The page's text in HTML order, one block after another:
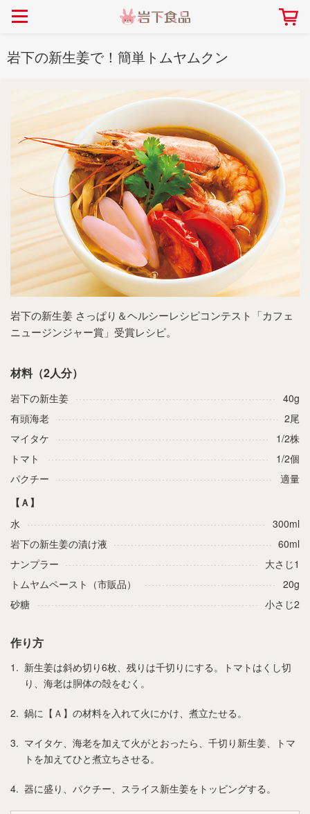
ごあいさつ 会社概要
採用情報 本社所在地
> プレスリリース
> 飲食店コラボ
> ミュージアム
> イワシカちゃん
> オンラインショップ
> メディア掲載
> その他
【7月1日～8月30日】夏イベン
ト「NEW GINGER SUMMER
2026」｜岩下の新生姜ミュー
ジアム
2026.07.01
> 岩下の新生姜
> らっきょう
> オリーブ
> 梅
岩下の新生姜
> 岩下の新生姜レシピ
> オリーブレシピ
> その他のレシピ
社長おすすめ！岩下の新生姜と
豚バラ肉のくるくる巻き～細巻
きバージョン～
畑での取り組み 工場での取り組み
岩下の新生姜について 岩下のらっきょうにつ
岩下の新生姜ミュージアム
しょうがを食べてお悩
先生
岩下の新生姜万年筆インク 書く描くコンテ
スト
岩下の新生姜Sing＆
～ニュージンジャーイ
岩下の新生姜で！簡単トムヤムクン
岩下の新生姜 さっぱり＆ヘルシーレシピコンテスト「カフェ
ニュージンジャー賞」受賞レシピ。
材料（2人分）
岩下の新生姜
40g
有頭海老
2尾
マイタケ
1/2株
トマト
1/2個
パクチー
適量
【Ａ】
水
300ml
岩下の新生姜の漬け液
60ml
ナンプラー
大さじ1
トムヤムペースト（市販品）
20g
砂糖
小さじ2
作り方
1. 新生姜は斜め切り6枚、残りは千切りにする。トマトはくし切
り、海老は胴体の殻をむく。
2. 鍋に【Ａ】の材料を入れて火にかけ、煮立たせる。
3. マイタケ、海老を加えて火がとおったら、千切り新生姜、トマ
トを加えてひと煮立ちさせる。
4. 器に盛り、パクチー、スライス新生姜をトッピングする。